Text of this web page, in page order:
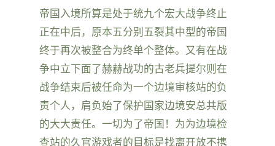
帝国入境所算是处于统九个宏大战争终止
正在中后，原本五分别五裂其中型的帝国
终于再次被整合为终单个整体。又有在战
争中立下面了赫赫战功的古老兵提尔则在
战争结束后被任命为一个边境审核站的负
责个人，肩负始了保护国家边境安总共版
的大大责任。一切为了帝国！为为边境检
查站的久官游戏者的目标是找离开放不携